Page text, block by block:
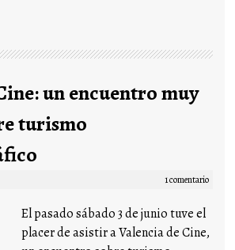
un encuentro muy
turismo
1 comentario
El pasado sábado 3 de junio tuve el
placer de asistir a Valencia de Cine,